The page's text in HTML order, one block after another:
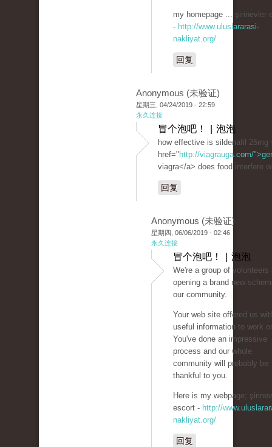
my homepage ... şirinevler
- http://www.uluslararasi-
nakliyat.org/
回复
Anonymous (未验证)
星期三, 04/24/2019 - 22:59
永久连接
冒个泡吧！ | 泡泡
how effective is sildenafil 25mg
href=" http://viagrauga.com/
viagra</a> does food interfere
回复
Anonymous (未验证)
星期四, 06/06/2019 - 02:46
永久连接
冒个泡吧！ | 泡泡
We're a group of volunteers
opening a brand new
our community.
Your web site offered us
useful information to work
You've done an impressive
process and our whole
community will probably be
thankful to you.
Here is my webpage;
escort - http://
nakliyat.org/
回复